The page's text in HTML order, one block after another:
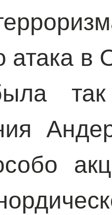
атака в